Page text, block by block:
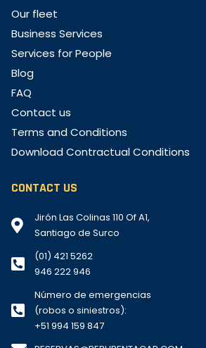
Our fleet
Business Services
Services for People
Blog
FAQ
Contact us
Terms and Conditions
Download Contractual Conditions
CONTACT US
Jirón Las Colinas 110 Of A1,
Santiago de Surco
(01) 421 5262
946 222 946
Número de emergencias
(robos o siniestros):
+51 994 159 847